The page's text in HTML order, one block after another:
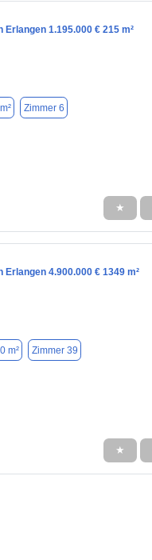
Erlangen 1.195.000 € 215 m²
Zimmer 6
★
Erlangen 4.900.000 € 1349 m²
m² Zimmer 39
★